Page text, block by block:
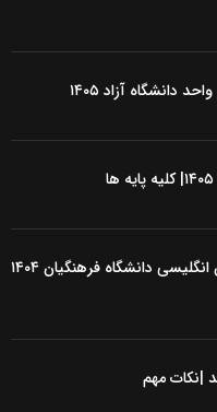
آزاد ۱۴۰۵
کارنامه قبولی رشته دبیری زبان انگلیسی دانشگاه فرهنگیان ۱۴۰۴
|نکات مهم